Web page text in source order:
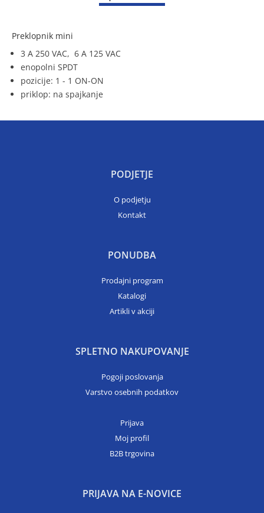
Preklopnik mini
3 A 250 VAC, 6 A 125 VAC
enopolni SPDT
pozicije: 1 - 1 ON-ON
priklop: na spajkanje
PODJETJE
O podjetju
Kontakt
PONUDBA
Prodajni program
Katalogi
Artikli v akciji
SPLETNO NAKUPOVANJE
Pogoji poslovanja
Varstvo osebnih podatkov
Prijava
Moj profil
B2B trgovina
PRIJAVA NA E-NOVICE